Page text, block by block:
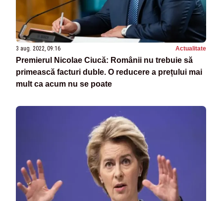
3 aug. 2022, 09:16 Actualitate
Premierul Nicolae Ciucă: Românii nu trebuie să
primească facturi duble. O reducere a prețului mai
mult ca acum nu se poate